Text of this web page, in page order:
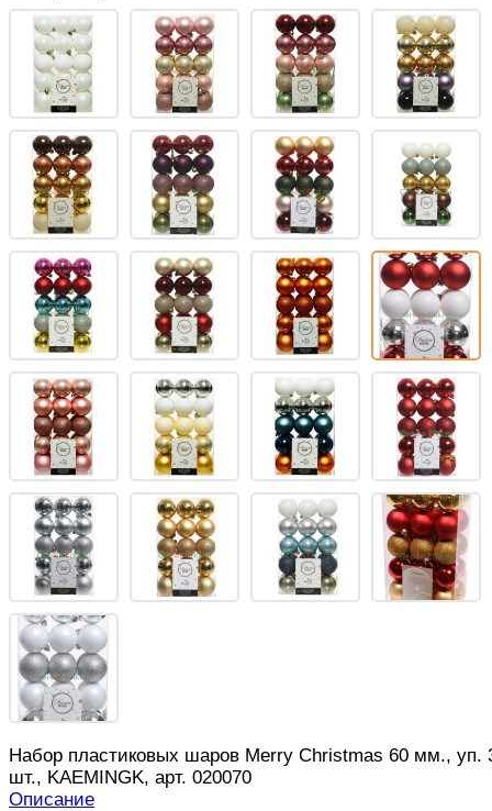
Набор пластиковых шаров Merry Christmas 60 мм., уп.
шт., KAEMINGK, арт. 020070
Описание